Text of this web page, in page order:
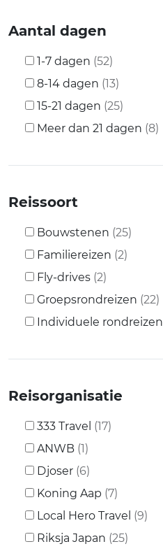
Aantal dagen
1-7 dagen (52)
8-14 dagen (13)
15-21 dagen (25)
Meer dan 21 dagen (8)
Reissoort
Bouwstenen (25)
Familiereizen (2)
Fly-drives (2)
Groepsrondreizen (22)
Individuele rondreizen
Reisorganisatie
333 Travel (17)
ANWB (1)
Djoser (6)
Koning Aap (7)
Local Hero Travel (9)
Riksja Japan (25)